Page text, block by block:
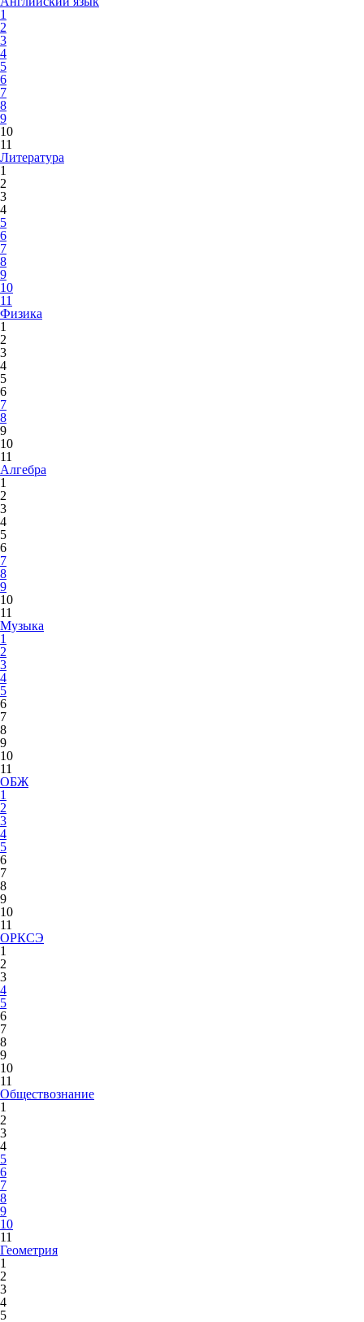
1
2
3
4
5
6
7
8
9
10
11
Литература
1
2
3
4
5
6
7
8
9
10
11
Физика
1
2
3
4
5
6
7
8
9
10
11
Алгебра
1
2
3
4
5
6
7
8
9
10
11
Музыка
1
2
3
4
5
6
7
8
9
10
11
ОБЖ
1
2
3
4
5
6
7
8
9
10
11
ОРКСЭ
1
2
3
4
5
6
7
8
9
10
11
Обществознание
1
2
3
4
5
6
7
8
9
10
11
Геометрия
1
2
3
4
5